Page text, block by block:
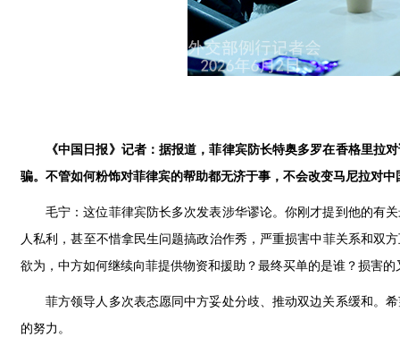
《中国日报》记者：据报道，菲律宾防长特奥多罗在香格里拉
骗。不管如何粉饰对菲律宾的帮助都无济于事，不会改变马尼拉对
毛宁：这位菲律宾防长多次发表涉华谬论。你刚才提到他的有
人私利，甚至不惜拿民生问题搞政治作秀，严重损害中菲关系和双
欲为，中方如何继续向菲提供物资和援助？最终买单的是谁？损害的
菲方领导人多次表态愿同中方妥处分歧、推动双边关系缓和。
的努力。